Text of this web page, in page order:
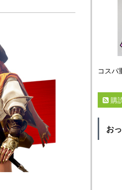
コスパ
購
お